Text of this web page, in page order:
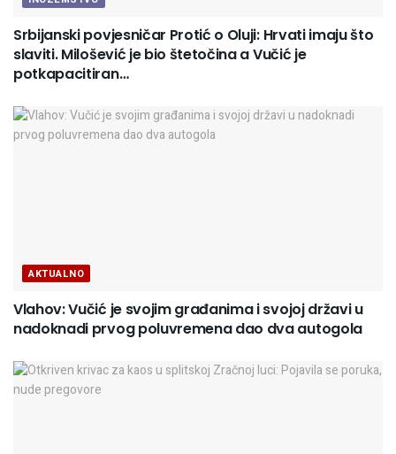
Srbijanski povjesničar Protić o Oluji: Hrvati imaju što
slaviti. Milošević je bio štetočina a Vučić je
potkapacitiran…
AKTUALNO
Vlahov: Vučić je svojim građanima i svojoj državi u
nadoknadi prvog poluvremena dao dva autogola